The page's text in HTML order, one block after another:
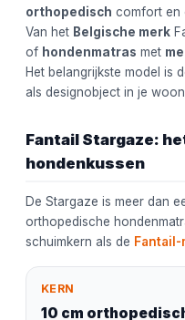
orthopedisch comfort en
Van het Belgische merk
of hondenmatras met
Het belangrijkste model is
als designobject in je
Fantail Stargaze:
hondenkussen
De Stargaze is meer dan
orthopedische
schuimkern als de Fantail-
KERN
10 cm